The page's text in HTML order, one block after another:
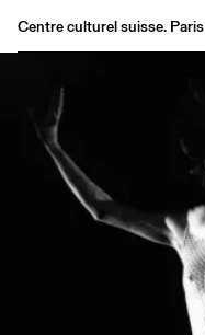
Centre culturel suisse. Paris
Bookshop
Buvette
Archives